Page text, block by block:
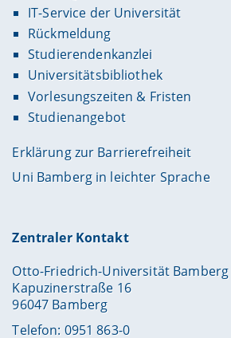
IT-Service der Universität
Rückmeldung
Studierendenkanzlei
Universitätsbibliothek
Vorlesungszeiten & Fristen
Studienangebot
Erklärung zur Barrierefreiheit
Uni Bamberg in leichter Sprache
Zentraler Kontakt
Otto-Friedrich-Universität Bamberg
Kapuzinerstraße 16
96047 Bamberg
Telefon: 0951 863-0